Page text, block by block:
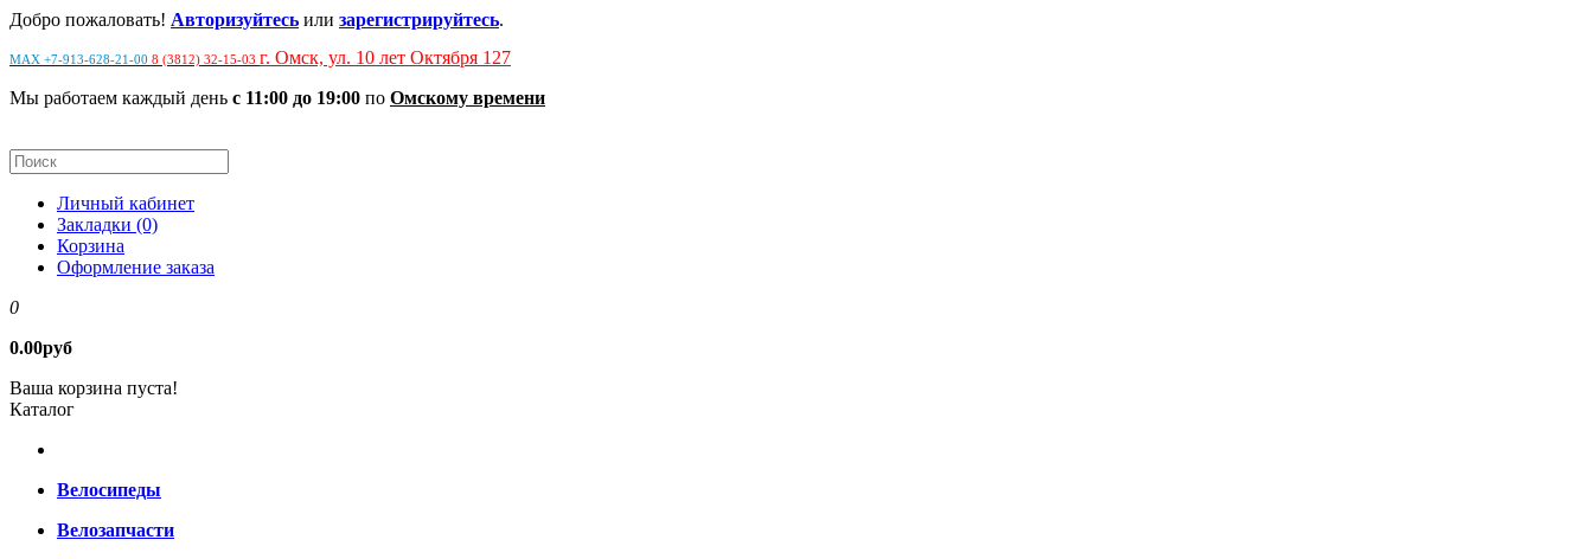
Добро пожаловать! Авторизуйтесь или зарегистрируйтесь.
MAX +7-913-628-21-00 8 (3812) 32-15-03 г. Омск, ул. 10 лет Октября 127
Мы работаем каждый день с 11:00 до 19:00 по Омскому времени
Личный кабинет
Закладки (0)
Корзина
Оформление заказа
0
0.00руб
Ваша корзина пуста!
Каталог
Велосипеды
Велозапчасти